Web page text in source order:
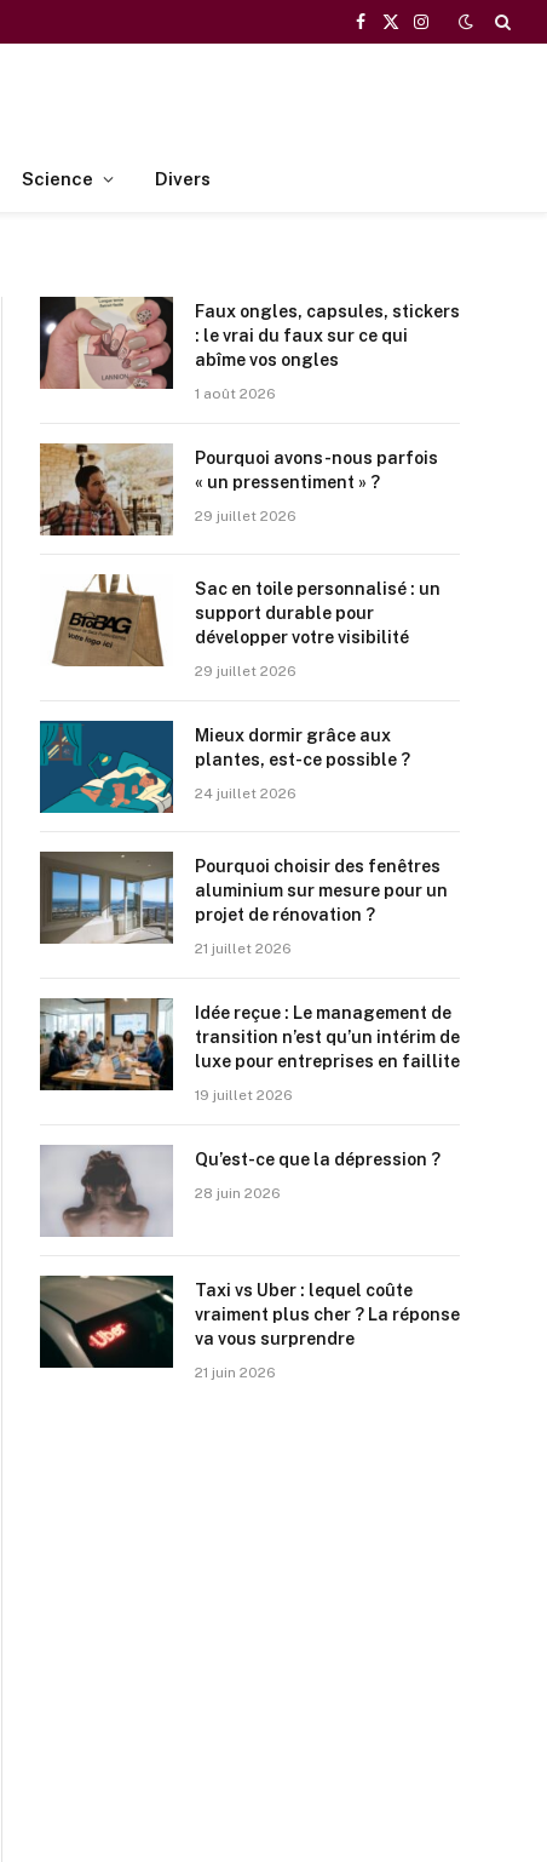
Facebook
X
Instagram
Science Divers
Faux ongles, capsules, stickers
: le vrai du faux sur ce qui
abîme vos ongles
1 août 2026
Pourquoi avons-nous parfois
« un pressentiment » ?
29 juillet 2026
Sac en toile personnalisé : un
support durable pour
développer votre visibilité
29 juillet 2026
Mieux dormir grâce aux
plantes, est-ce possible ?
24 juillet 2026
Pourquoi choisir des fenêtres
aluminium sur mesure pour un
projet de rénovation ?
21 juillet 2026
Idée reçue : Le management de
transition n’est qu’un intérim de
luxe pour entreprises en faillite
19 juillet 2026
Qu’est-ce que la dépression ?
28 juin 2026
Taxi vs Uber : lequel coûte
vraiment plus cher ? La réponse
va vous surprendre
21 juin 2026